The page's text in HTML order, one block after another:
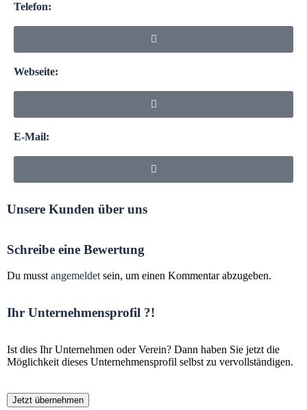
Telefon:
Webseite:
E-Mail:
Unsere Kunden über uns
Schreibe eine Bewertung
Du musstangemeldetsein, um einen Kommentar abzugeben.
Ihr Unternehmensprofil ?!
Ist dies Ihr Unternehmen oder Verein? Dann haben Sie jetzt die
Möglichkeit dieses Unternehmensprofil selbst zu vervollständigen.
Jetzt übernehmen